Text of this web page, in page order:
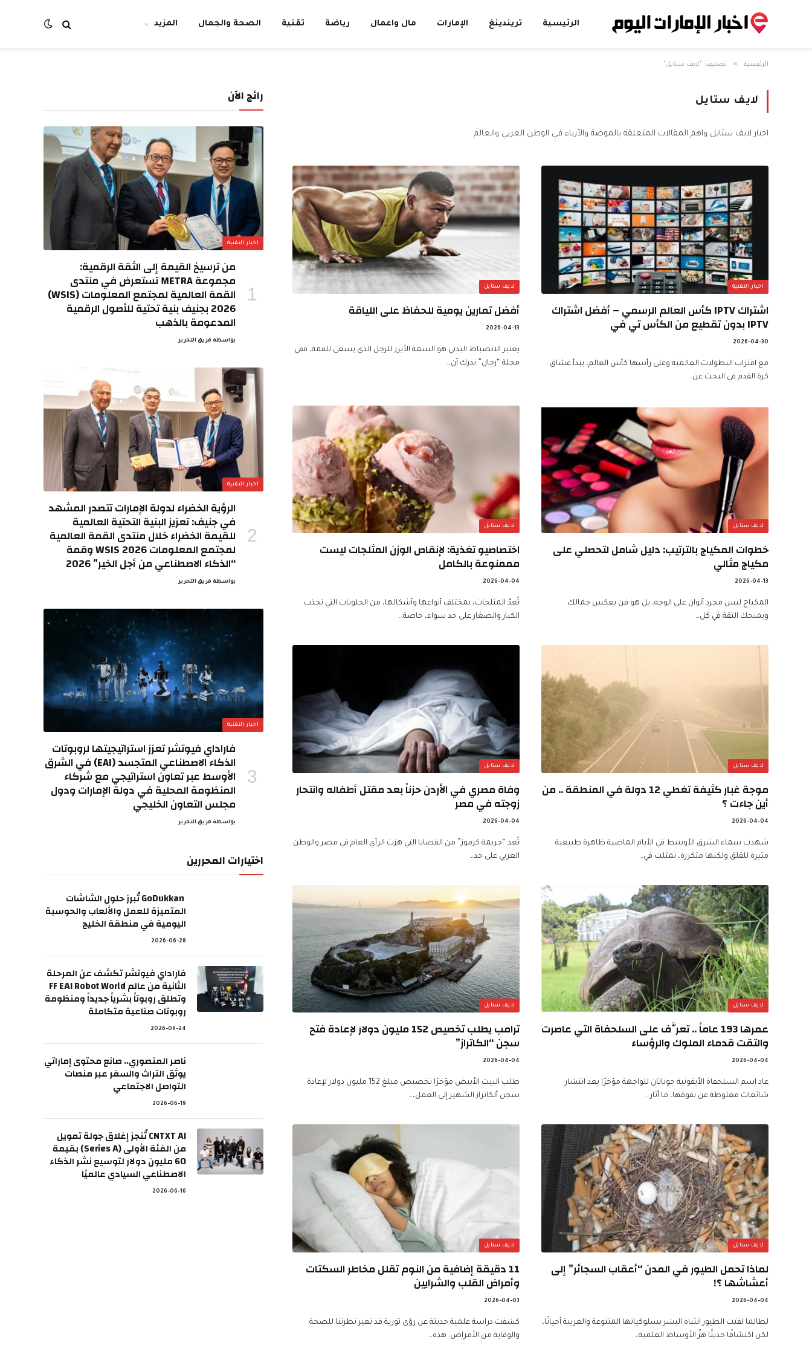
الرئيسية تريندينغ الإمارات مال واعمال رياضة تقنية الصحة والجمال المزيد
الرئيسية » تصنيف: "لايف ستايل"
لايف ستايل
اخبار لايف ستايل واهم المقالات المتعلقة بالموضة والأزياء في الوطن العربي والعالم
اخبار التقنية
اشتراك IPTV كأس العالم الرسمي – أفضل اشتراك
IPTV بدون تقطيع من الكأس تي في
2026-04-30
مع اقتراب البطولات العالمية وعلى رأسها كأس العالم، يبدأ عشاق
كرة القدم في البحث عن…
لايف ستايل
أفضل تمارين يومية للحفاظ على اللياقة
2026-04-13
يعتبر الانضباط البدني هو السمة الأبرز للرجل الذي يسعى للقمة، ففي
مجلة “رجال” ندرك أن…
لايف ستايل
خطوات المكياج بالترتيب: دليل شامل لتحصلي على
مكياج مثالي
2026-04-13
المكياج ليس مجرد ألوان على الوجه، بل هو فن يعكس جمالك
ويمنحك الثقة في كل…
لايف ستايل
اختصاصيو تغذية: لإنقاص الوزن المثلجات ليست
مممنوعة بالكامل
2026-04-04
تُعدّ المثلجات، بمختلف أنواعها وأشكالها، من الحلويات التي تجذب
الكبار والصغار على حد سواء، خاصة…
لايف ستايل
موجة غبار كثيفة تغطي 12 دولة في المنطقة .. من
أين جاءت ؟
2026-04-04
شهدت سماء الشرق الأوسط في الأيام الماضية ظاهرة طبيعية
مثيرة للقلق ولكنها متكررة، تمثلت في…
لايف ستايل
وفاة مصري في الأردن حزناً بعد مقتل أطفاله وانتحار
زوجته في مصر
2026-04-04
تُعد “جريمة كرموز” من القضايا التي هزت الرأي العام في مصر والوطن
العربي على حد…
لايف ستايل
عمرها 193 عاماً .. تعرَّف على السلحفاة التي عاصرت
والتقت قدماء الملوك والرؤساء
2026-04-04
عاد اسم السلحفاة الأيقونية جوناثان للواجهة مؤخرًا بعد انتشار
شائعات مغلوطة عن نفوقها، ما أثار…
لايف ستايل
ترامب يطلب تخصيص 152 مليون دولار لإعادة فتح
سجن “الكاتراز”
2026-04-04
طلب البيت الأبيض مؤخرًا تخصيص مبلغ 152 مليون دولار لإعادة
سجن ألكاتراز الشهير إلى العمل،…
لايف ستايل
لماذا تحمل الطيور في المدن “أعقاب السجائر” إلى
أعشاشها ؟!
2026-04-04
لطالما لفتت الطيور انتباه البشر بسلوكياتها المتنوعة والغريبة أحيانًا،
لكن اكتشافًا حديثًا هزّ الأوساط العلمية…
لايف ستايل
11 دقيقة إضافية من النوم تقلل مخاطر السكتات
وأمراض القلب والشرايين
2026-04-03
كشفت دراسة علمية حديثة عن رؤى ثورية قد تغير نظرتنا للصحة
والوقاية من الأمراض. هذه…
رائج الآن
اخبار التقنية
من ترسيخ القيمة إلى الثقة الرقمية:
مجموعة METRA تستعرض في منتدى
القمة العالمية لمجتمع المعلومات (WSIS)
2026 بجنيف بنية تحتية للأصول الرقمية
المدعومة بالذهب
بواسطة فريق التحرير
اخبار التقنية
الرؤية الخضراء لدولة الإمارات تتصدر المشهد
في جنيف: تعزيز البنية التحتية العالمية
للقيمة الخضراء خلال منتدى القمة العالمية
لمجتمع المعلومات WSIS 2026 وقمة
“الذكاء الاصطناعي من أجل الخير” 2026
بواسطة فريق التحرير
اخبار التقنية
فاراداي فيوتشر تعزز استراتيجيتها لروبوتات
الذكاء الاصطناعي المتجسد (EAI) في الشرق
الأوسط عبر تعاون استراتيجي مع شركاء
المنظومة المحلية في دولة الإمارات ودول
مجلس التعاون الخليجي
بواسطة فريق التحرير
اختيارات المحررين
GoDukkan تُبرز حلول الشاشات
المتميزة للعمل والألعاب والحوسبة
اليومية في منطقة الخليج
2026-06-28
فاراداي فيوتشر تكشف عن المرحلة
الثانية من عالم FF EAI Robot World
وتطلق روبوتاً بشرياً جديداً ومنظومة
روبوتات صناعية متكاملة
2026-06-24
ناصر المنصوري.. صانع محتوى إماراتي
يوثق التراث والسفر عبر منصات
التواصل الاجتماعي
2026-06-19
CNTXT AI تُنجز إغلاق جولة تمويل
من الفئة الأولى (Series A) بقيمة
60 مليون دولار لتوسيع نشر الذكاء
الاصطناعي السيادي عالميًا
2026-06-16